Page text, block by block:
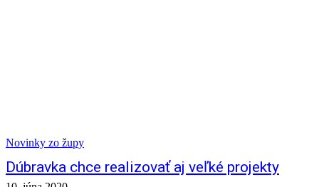
Novinky zo župy
Dúbravka chce realizovať aj veľké projekty